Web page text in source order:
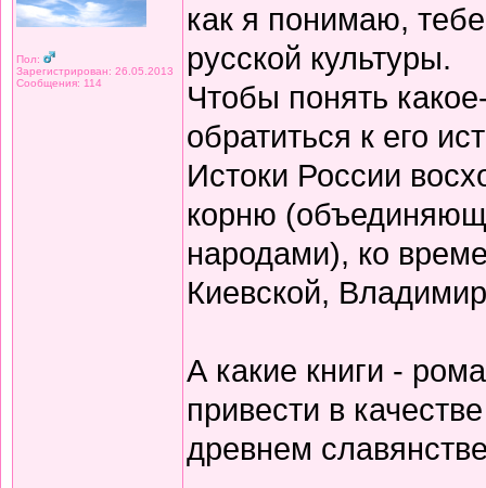
Пол:
Зарегистрирован: 26.05.2013
Сообщения: 114
как я понимаю,
русской культуры.
Чтобы понять
обратиться к его
Истоки России
корню
народами), ко
Киевской,
А какие книги -
привести в
древнем